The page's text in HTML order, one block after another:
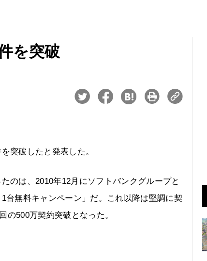
を突破
突破したと発表した。
のは、2010年12月にソフトバンクグループと
台無料キャンペーン」だ。これ以降は堅調に契
の500万契約突破となった。